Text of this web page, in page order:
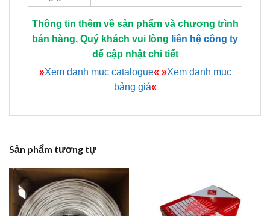
Thông tin thêm về sản phẩm và chương trình
bán hàng, Quý khách vui lòng liên hệ công ty
để cập nhật chi tiết
»Xem danh mục catalogue« »Xem danh mục
bảng giá«
Sản phẩm tương tự